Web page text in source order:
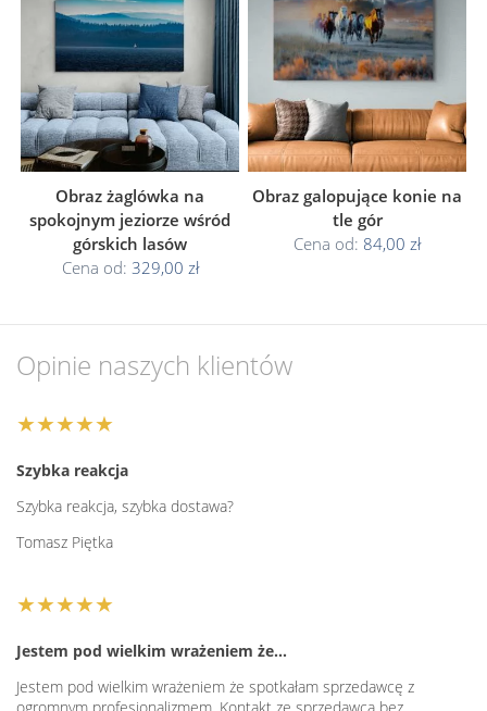
Obraz żaglówka na
spokojnym jeziorze wśród
górskich lasów
Cena od: 329,00 zł
Obraz galopujące konie na
tle gór
Cena od: 84,00 zł
Opinie naszych klientów
★★★★★
Szybka reakcja
Szybka reakcja, szybka dostawa?
Tomasz Piętka
★★★★★
Jestem pod wielkim wrażeniem że…
Jestem pod wielkim wrażeniem że spotkałam sprzedawcę z